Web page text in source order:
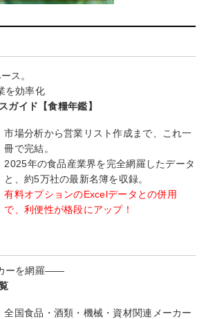
ス。
を効率化
ガイド【食糧年鑑】
市場分析から営業リスト作成まで、これ一
冊で完結。
2025年の食品産業界を完全網羅したデータ
と、約5万社の最新名簿を収録。
有料オプションのExcelデータとの併用
で、利便性が格段にアップ！
ーを網羅――
全国食品・酒類・機械・資材関連メーカー